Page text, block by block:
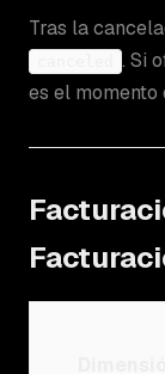
Tras la
. Si
es el